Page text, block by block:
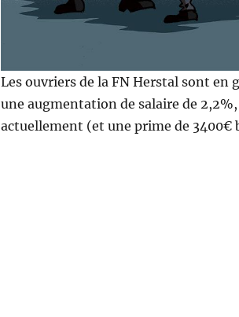
Les ouvriers de la FN Herstal sont en
une augmentation de salaire de
actuellement (et une prime de 3400€